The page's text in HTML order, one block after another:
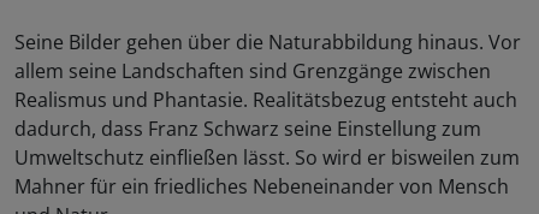
Seine Bilder gehen über die Naturabbildung hinaus. Vor
allem seine Landschaften sind Grenzgänge zwischen
Realismus und Phantasie. Realitätsbezug entsteht auch
dadurch, dass Franz Schwarz seine Einstellung zum
Umweltschutz einfließen lässt. So wird er bisweilen zum
Mahner für ein friedliches Nebeneinander von Mensch